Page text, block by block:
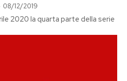
08/12/2019
2020 la quarta parte della serie